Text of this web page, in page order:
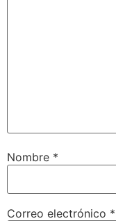
Nombre *
Correo electrónico *